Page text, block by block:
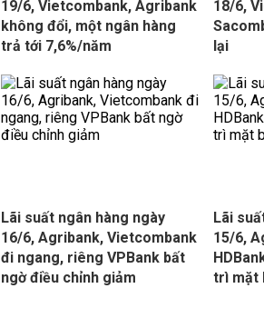
19/6, Vietcombank, Agribank
không đổi, một ngân hàng
trả tới 7,6%/năm
18/6,
lại
Lãi suất ngân hàng ngày
16/6, Agribank, Vietcombank
đi ngang, riêng VPBank bất
ngờ điều chỉnh giảm
Lãi
15/6,
trì mặt